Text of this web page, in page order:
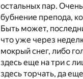
остальных пар.
бубнение препода,
Быть может,
что уже через
мокрый снег, либо
здесь еще на три с
здесь торчать, да